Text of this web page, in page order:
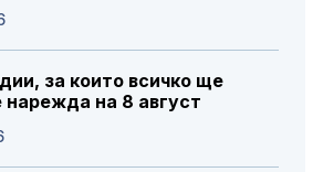
за които всичко ще
нарежда на 8 август